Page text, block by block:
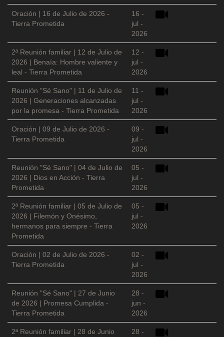
Oración | 16 de Julio de 2026 -
Tierra Prometida
16 -
jul -
2026
2ª Reunión familiar | 12 de Julio de
2026 | Benaía: Hombre valiente y
leal - Tierra Prometida
12 -
jul -
2026
Reunión "Sé Sano" | 11 de Julio de
2026 | Generaciones alcanzadas
por la promesa - Tierra Prometida
11 -
jul -
2026
Oración | 09 de Julio de 2026 -
Tierra Prometida
09 -
jul -
2026
Reunión "Sé Sano" | 04 de Julio de
2026 | Dios en Acción - Tierra
Prometida
05 -
jul -
2026
2ª Reunión familiar | 05 de Julio de
2026 | Filemón y Onésimo,
hermanos para siempre - Tierra
Prometida
05 -
jul -
2026
Oración | 02 de Julio de 2026 -
Tierra Prometida
02 -
jul -
2026
Reunión "Sé Sano" | 27 de Junio
de 2026 | Promesa Cumplida -
Tierra Prometida
28 -
jun -
2026
2ª Reunión familiar | 28 de Junio
28 -